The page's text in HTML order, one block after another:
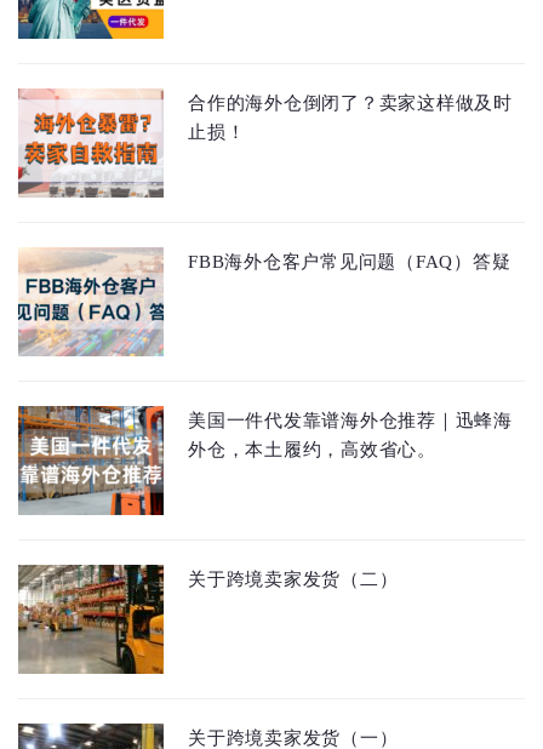
合作的海外仓倒闭了？卖家这样做及时
止损！
FBB海外仓客户常见问题（FAQ）答疑
美国一件代发靠谱海外仓推荐｜迅蜂海
外仓，本土履约，高效省心。
关于跨境卖家发货（二）
关于跨境卖家发货（一）